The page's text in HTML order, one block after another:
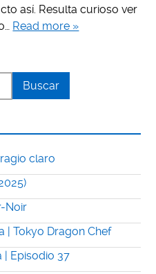
así. Resulta curioso ver
Read more »
claro
Noir
| Tokyo Dragon Chef
| Episodio 37